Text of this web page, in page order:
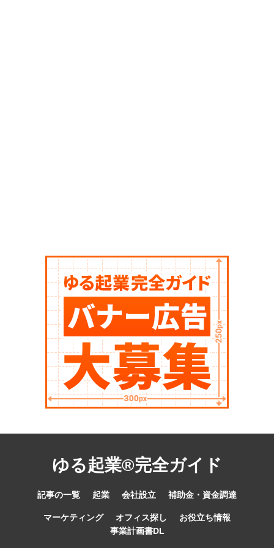
ゆる起業®完全ガイド
記事の一覧 起業 会社設立 補助金・資金調達
マーケティング オフィス探し
お役立ち情報
事業計画書DL